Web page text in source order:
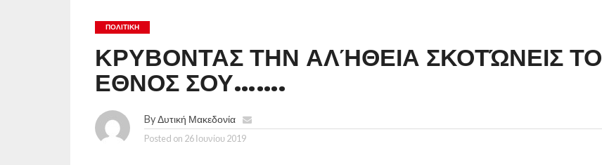
ΠΟΛΙΤΙΚΉ
ΚΡΥΒΟΝΤΑΣ ΤΗΝ ΑΛΉΘΕΙΑ ΣΚΟΤΏΝΕΙΣ ΤΟ
ΕΘΝΟΣ ΣΟΥ…….
ByΔυτική Μακεδονία
Posted on 26 Ιουνίου 2019